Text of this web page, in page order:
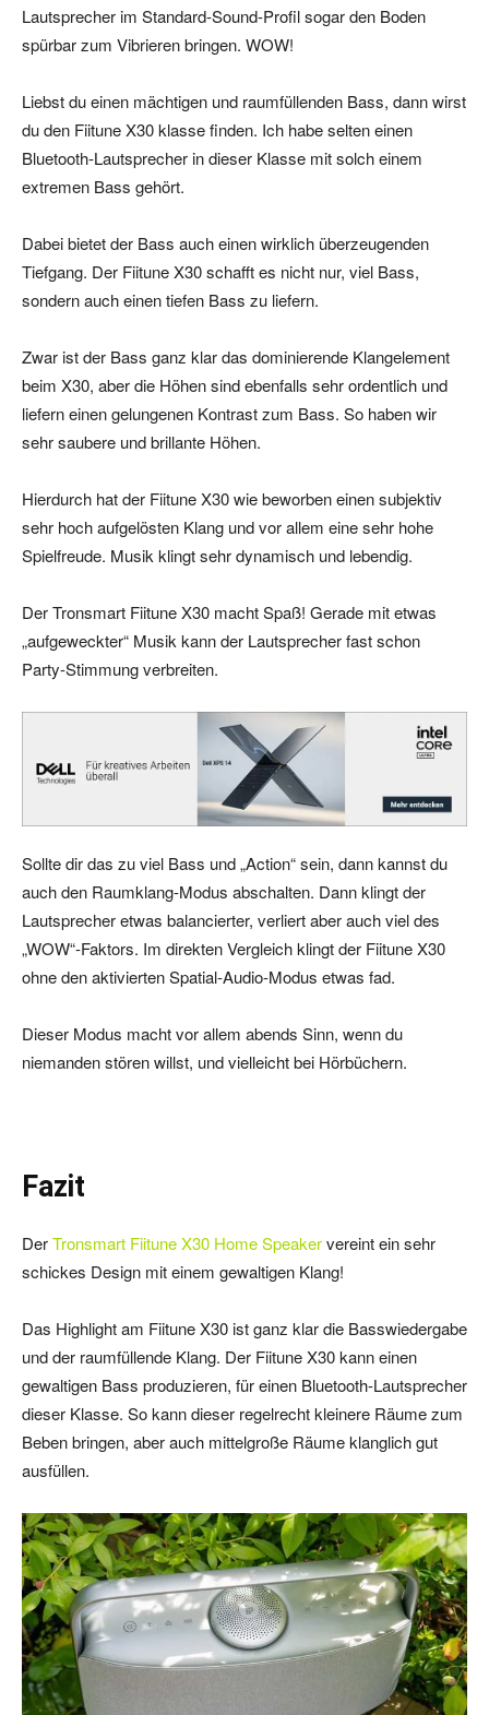
Lautsprecher im Standard-Sound-Profil sogar den Boden
spürbar zum Vibrieren bringen. WOW!
Liebst du einen mächtigen und raumfüllenden Bass, dann wirst
du den Fiitune X30 klasse finden. Ich habe selten einen
Bluetooth-Lautsprecher in dieser Klasse mit solch einem
extremen Bass gehört.
Dabei bietet der Bass auch einen wirklich überzeugenden
Tiefgang. Der Fiitune X30 schafft es nicht nur, viel Bass,
sondern auch einen tiefen Bass zu liefern.
Zwar ist der Bass ganz klar das dominierende Klangelement
beim X30, aber die Höhen sind ebenfalls sehr ordentlich und
liefern einen gelungenen Kontrast zum Bass. So haben wir
sehr saubere und brillante Höhen.
Hierdurch hat der Fiitune X30 wie beworben einen subjektiv
sehr hoch aufgelösten Klang und vor allem eine sehr hohe
Spielfreude. Musik klingt sehr dynamisch und lebendig.
Der Tronsmart Fiitune X30 macht Spaß! Gerade mit etwas
„aufgeweckter“ Musik kann der Lautsprecher fast schon
Party-Stimmung verbreiten.
Sollte dir das zu viel Bass und „Action“ sein, dann kannst du
auch den Raumklang-Modus abschalten. Dann klingt der
Lautsprecher etwas balancierter, verliert aber auch viel des
„WOW“-Faktors. Im direkten Vergleich klingt der Fiitune X30
ohne den aktivierten Spatial-Audio-Modus etwas fad.
Dieser Modus macht vor allem abends Sinn, wenn du
niemanden stören willst, und vielleicht bei Hörbüchern.
Fazit
DerTronsmart Fiitune X30 Home Speakervereint ein sehr
schickes Design mit einem gewaltigen Klang!
Das Highlight am Fiitune X30 ist ganz klar die Basswiedergabe
und der raumfüllende Klang. Der Fiitune X30 kann einen
gewaltigen Bass produzieren, für einen Bluetooth-Lautsprecher
dieser Klasse. So kann dieser regelrecht kleinere Räume zum
Beben bringen, aber auch mittelgroße Räume klanglich gut
ausfüllen.